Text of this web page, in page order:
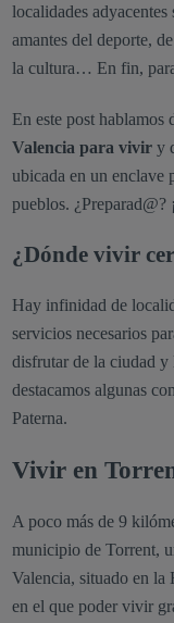
localidades
amantes del deporte,
la cultura… En fin,
En este post hablamos
Valencia para viviry
ubicada en un enclave
pueblos. ¿Preparad@?
¿Dónde vivir
Hay infinidad de
servicios necesarios
disfrutar de la ciudad
destacamos algunas
Paterna.
Vivir en
A poco más de 9
municipio de Torrent,
Valencia, situado en
en el que poder vivir